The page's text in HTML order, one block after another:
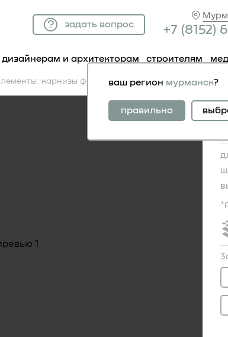
+7 (81 52)
задать вопрос
дизайнерам и архитекторам строителям
ваш регион мурманск?
правильно
карнизы фасадные карниз 4.91.002